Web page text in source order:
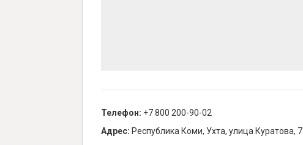
Телефон: +7 800 200-90-02
Адрес: Республика Коми, Ухта, улица Куратова, 7